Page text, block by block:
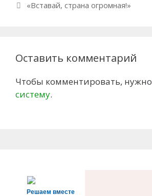
«Вставай, страна огромная!»
Оставить комментарий
Чтобы комментировать, нужно
систему.
Решаем вместе